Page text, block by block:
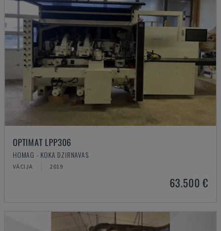
OPTIMAT LPP306
HOMAG - KOKA DZIRNAVAS
VĀCIJA 2019
63.500 €